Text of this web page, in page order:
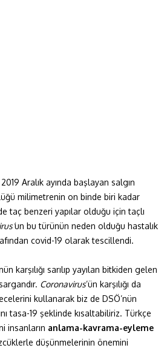
Aralık ayında başlayan salgın
milimetrenin on binde biri kadar
taç benzeri yapılar olduğu için taçlı
un bu türünün neden olduğu hastalık
covid-19 olarak tescillendi.
karşılığı sarılıp yayılan bitkiden gelen
Coronavirus’ün karşılığı da
kullanarak biz de DSÖ’nün
tasa-19 şeklinde kısaltabiliriz. Türkçe
insanların anlama-kavrama-eyleme
düşünmelerinin önemini